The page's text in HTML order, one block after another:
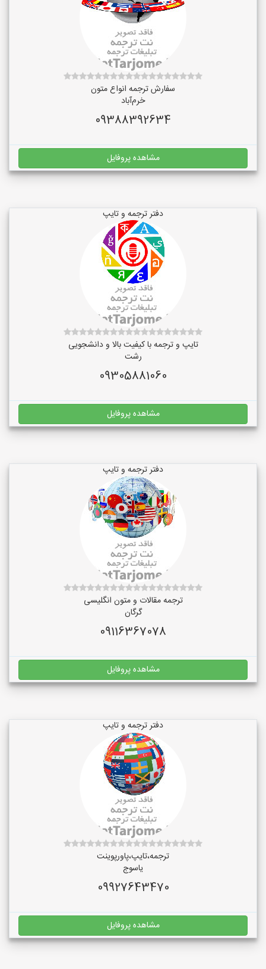
سفارش ترجمه انواع متون
خرم‌آباد
09388392634
مشاهده پروفایل
دفتر ترجمه و تایپ
تایپ و ترجمه با کیفیت بالا و دانشجویی
رشت
09305881060
مشاهده پروفایل
دفتر ترجمه و تایپ
ترجمه مقالات و متون انگلیسی
گرگان
09116367078
مشاهده پروفایل
دفتر ترجمه و تایپ
ترجمه،تایپ،پاورپوینت
یاسوج
09927643470
مشاهده پروفایل